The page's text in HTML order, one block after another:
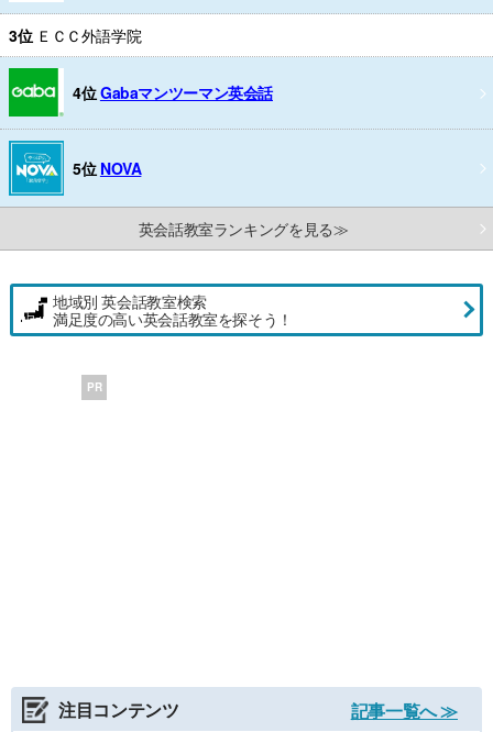
3位 ＥＣＣ外語学院
4位Gabaマンツーマン英会話
5位 NOVA
英会話教室ランキングを見る≫
地域別 英会話教室検索
満足度の高い英会話教室を探そう！
PR
注目コンテンツ
記事一覧へ ≫